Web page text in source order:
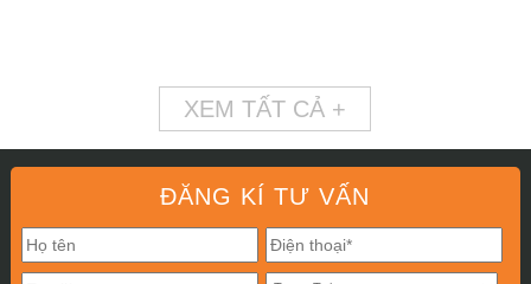
XEM TẤT CẢ +
ĐĂNG KÍ TƯ VẤN